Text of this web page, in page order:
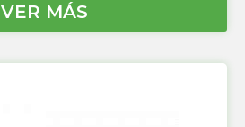
VER MÁS